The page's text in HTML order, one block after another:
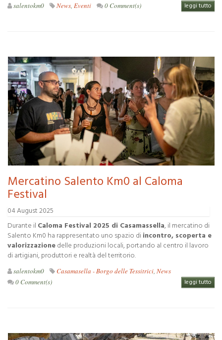
salentokm0 News Eventi 0 Comment(s) leggi tutto
Mercatino Salento Km0 al Caloma
Festival
04 August 2025
Durante il Caloma Festival 2025 di Casamassella, il mercatino di
Salento Km0 ha rappresentato uno spazio di incontro, scoperta e
valorizzazionedelle produzioni locali, portando al centro il lavoro
di artigiani, produttori e realtà del territorio.
salentokm0 Casamasella - Borgo delle Tessitrici, News
0 Comment(s)
leggi tutto